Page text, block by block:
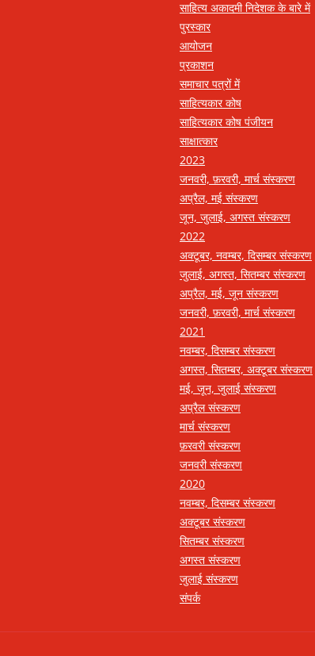
साहित्य अकादमी निदेशक के बारे में
पुरस्कार
आयोजन
प्रकाशन
समाचार पत्रों में
साहित्यकार कोष
साहित्यकार कोष पंजीयन
साक्षात्कार
2023
जनवरी, फ़रवरी, मार्च संस्करण
अप्रैल, मई संस्करण
जून, जुलाई, अगस्त संस्करण
2022
अक्टूबर, नवम्बर, दिसम्बर संस्करण
जुलाई, अगस्त, सितम्बर संस्करण
अप्रैल, मई, जून संस्करण
जनवरी, फ़रवरी, मार्च संस्करण
2021
नवम्बर, दिसम्बर संस्करण
अगस्त, सितम्बर, अक्टूबर संस्करण
मई, जून, जुलाई संस्करण
अप्रैल संस्करण
मार्च संस्करण
फ़रवरी संस्करण
जनवरी संस्करण
2020
नवम्बर, दिसम्बर संस्करण
अक्टूबर संस्करण
सितम्बर संस्करण
अगस्त संस्करण
जुलाई संस्करण
संपर्क